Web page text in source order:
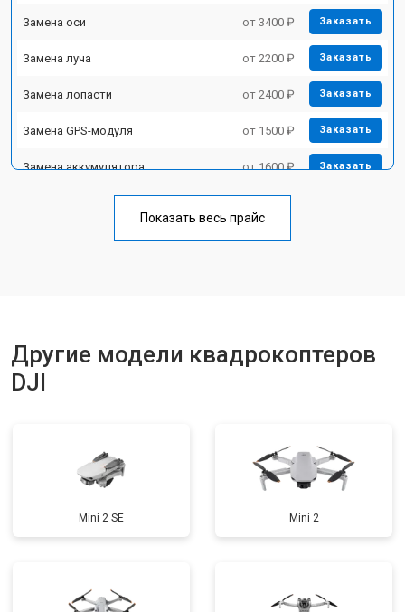
Замена оси от 3400 ₽ Заказать
Замена луча от 2200 ₽ Заказать
Замена лопасти от 2400 ₽ Заказать
Замена GPS-модуля от 1500 ₽ Заказать
Замена аккумулятора от 1600 ₽ Заказать
от 1800 ₽
Показать весь прайс
Другие модели квадрокоптеров
DJI
Mini 2 SE Mini 2